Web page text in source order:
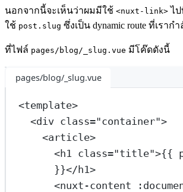
นอกจากนี้จะเห็นว่าผมมีใช้ <nuxt-link> ไป
ใช้ post.slug ซึ่งเป็น dynamic route ที่เราก
ที่ไฟล์ pages/blog/_slug.vue มีโค๊ดดังนี้
pages/blog/_slug.vue
<template>
<div class="container">
<article>
<h1 class="title">{{
}}</h1>
<nuxt-content